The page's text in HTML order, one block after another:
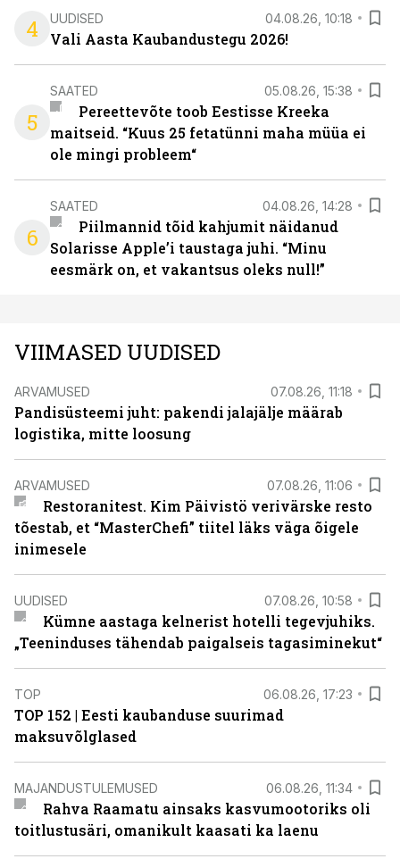
4 UUDISED 04.08.26, 10:18
Vali Aasta Kaubandustegu 2026!
5
SAATED 05.08.26, 15:38
Pereettevõte toob Eestisse Kreeka
maitseid. “Kuus 25 fetatünni maha müüa ei
ole mingi probleem“
6
SAATED 04.08.26, 14:28
Piilmannid tõid kahjumit näidanud
Solarisse Apple’i taustaga juhi. “Minu
eesmärk on, et vakantsus oleks null!”
VIIMASED UUDISED
ARVAMUSED 07.08.26, 11:18
Pandisüsteemi juht: pakendi jalajälje määrab
logistika, mitte loosung
ARVAMUSED 07.08.26, 11:06
Restoranitest. Kim Päivistö verivärske resto
tõestab, et “MasterChefi” tiitel läks väga õigele
inimesele
UUDISED 07.08.26, 10:58
Kümne aastaga kelnerist hotelli tegevjuhiks.
„Teeninduses tähendab paigalseis tagasiminekut“
TOP 06.08.26, 17:23
TOP 152 | Eesti kaubanduse suurimad
maksuvõlglased
MAJANDUSTULEMUSED 06.08.26, 11:34
Rahva Raamatu ainsaks kasvumootoriks oli
toitlustusäri, omanikult kaasati ka laenu